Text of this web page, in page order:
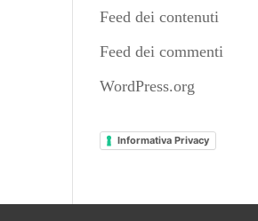
Feed dei contenuti
Feed dei commenti
WordPress.org
Informativa Privacy